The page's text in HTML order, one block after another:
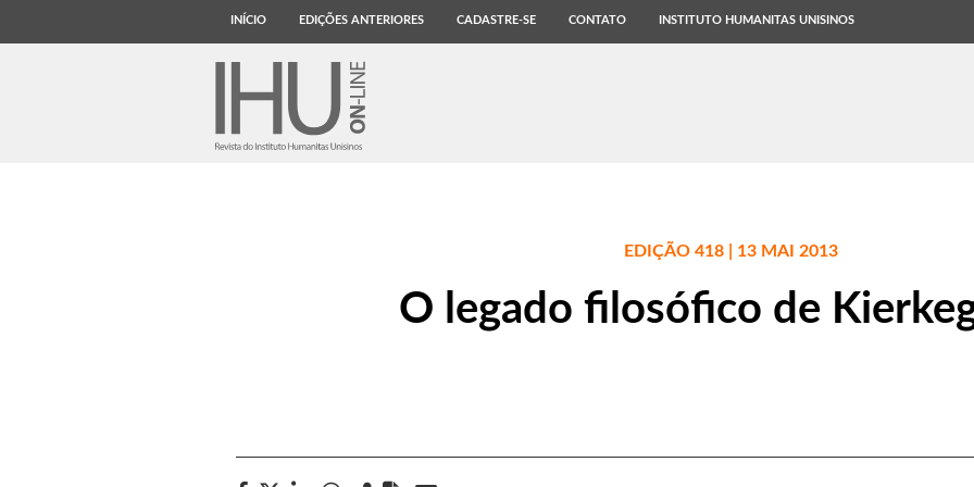
INÍCIO EDIÇÕES ANTERIORES CADASTRE-SE CONTATO INSTITUTO HUMANITAS UNISINOS
EDIÇÃO 418 | 13 MAI 2013
O legado filosófico de